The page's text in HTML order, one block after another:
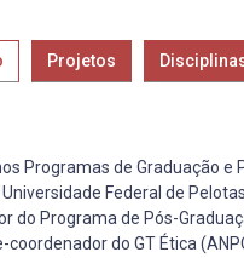
Projetos
Programas de Graduação e
Federal de Pelotas
do Programa de Pós-
coordenador do GT Ética